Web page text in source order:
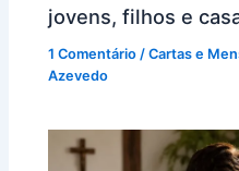
jovens, filhos e
1 Comentário /Cartas e
Azevedo